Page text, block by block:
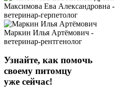
Максимова Ева Александровна -
ветеринар-герпетолог
Маркин Илья Артёмович -
ветеринар-рентгенолог
Узнайте, как помочь
своему питомцу
уже сейчас!